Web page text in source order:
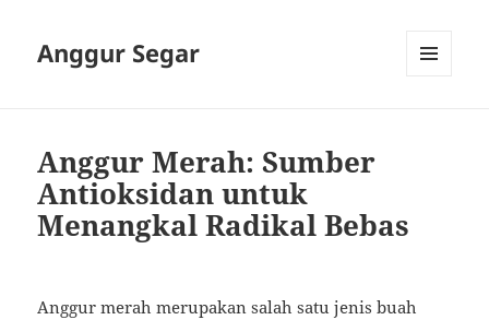
Anggur Segar
Anggur Merah: Sumber
Antioksidan untuk
Menangkal Radikal Bebas
Anggur merah merupakan salah satu jenis buah